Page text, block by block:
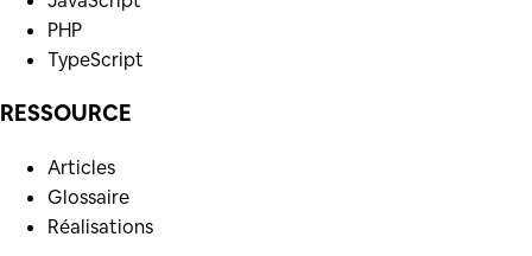
PHP
TypeScript
RESSOURCE
Articles
Glossaire
Réalisations